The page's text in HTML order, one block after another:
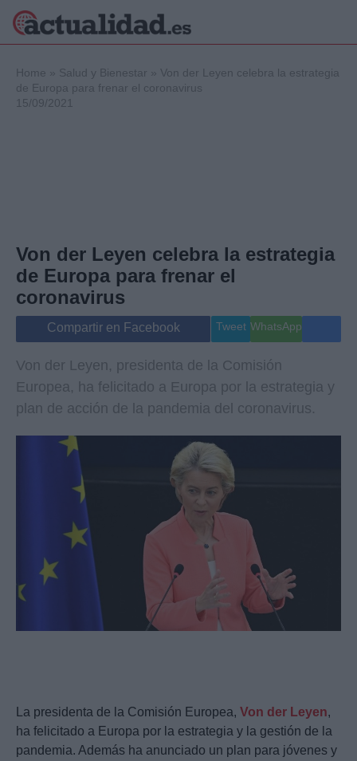
Internacional
Viajes
Gente
Musica
Home » Salud y Bienestar » Von der Leyen celebra la estrategia
de Europa para frenar el coronavirus
15/09/2021
Von der Leyen celebra la estrategia
de Europa para frenar el
coronavirus
Compartir en Facebook Tweet WhatsApp
Von der Leyen, presidenta de la Comisión
Europea, ha felicitado a Europa por la estrategia y
plan de acción de la pandemia del coronavirus.
La presidenta de la Comisión Europea, Von der Leyen,
ha felicitado a Europa por la estrategia y la gestión de la
pandemia. Además ha anunciado un plan para jóvenes y